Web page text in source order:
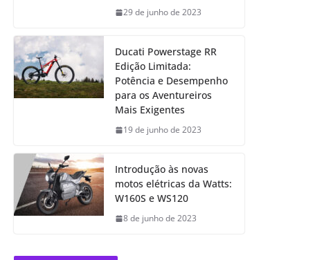
29 de junho de 2023
Ducati Powerstage RR
Edição Limitada:
Potência e Desempenho
para os Aventureiros
Mais Exigentes
19 de junho de 2023
Introdução às novas
motos elétricas da Watts:
W160S e WS120
8 de junho de 2023